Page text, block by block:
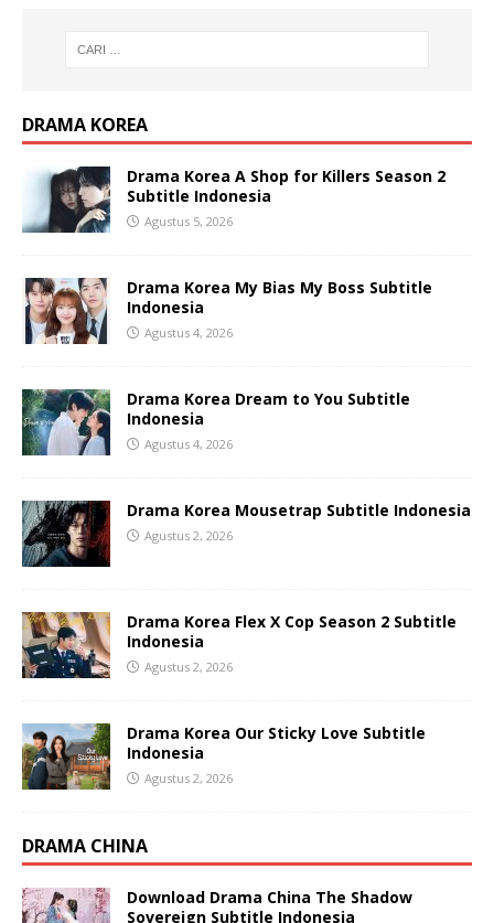
DRAMA KOREA
Drama Korea A Shop for Killers Season 2
Subtitle Indonesia
Agustus 5, 2026
Drama Korea My Bias My Boss Subtitle
Indonesia
Agustus 4, 2026
Drama Korea Dream to You Subtitle
Indonesia
Agustus 4, 2026
Drama Korea Mousetrap Subtitle Indonesia
Agustus 2, 2026
Drama Korea Flex X Cop Season 2 Subtitle
Indonesia
Agustus 2, 2026
Drama Korea Our Sticky Love Subtitle
Indonesia
Agustus 2, 2026
DRAMA CHINA
Download Drama China The Shadow
Sovereign Subtitle Indonesia